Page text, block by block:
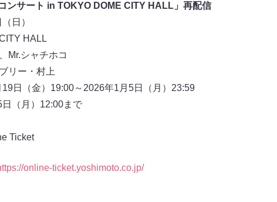
ンサート in TOKYO DOME CITY HALL」再配信
日）
HALL
Mr.シャチホコ
リー・村上
日（金）19:00～2026年1月5日（月）23:59
（月）12:00まで
Ticket
online-ticket.yoshimoto.co.jp/